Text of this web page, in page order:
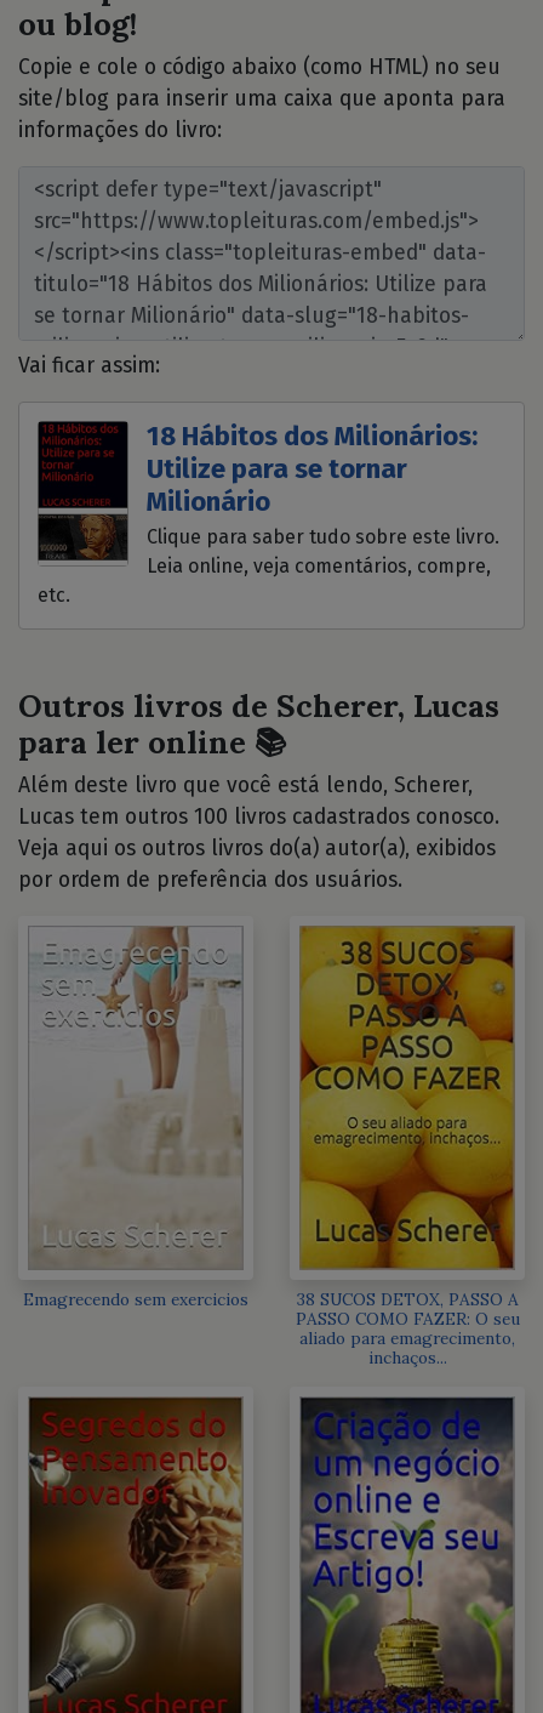
ou blog!
Copie e cole o código abaixo (como HTML) no seu
site/blog para inserir uma caixa que aponta para
informações do livro:
Vai ficar assim:
18 Hábitos dos Milionários:
Utilize para se tornar
Milionário
Clique para saber tudo sobre este livro.
Leia online, veja comentários, compre,
etc.
Outros livros de Scherer, Lucas
para ler online 📚
Além deste livro que você está lendo, Scherer,
Lucas tem outros 100 livros cadastrados conosco.
Veja aqui os outros livros do(a) autor(a), exibidos
por ordem de preferência dos usuários.
Emagrecendo sem exercicios
38 SUCOS DETOX, PASSO A
PASSO COMO FAZER: O seu
aliado para emagrecimento,
inchaços...